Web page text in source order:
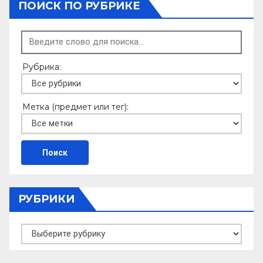
ПОИСК ПО РУБРИКЕ
Рубрика:
Метка (предмет или тег):
РУБРИКИ
Рубрики